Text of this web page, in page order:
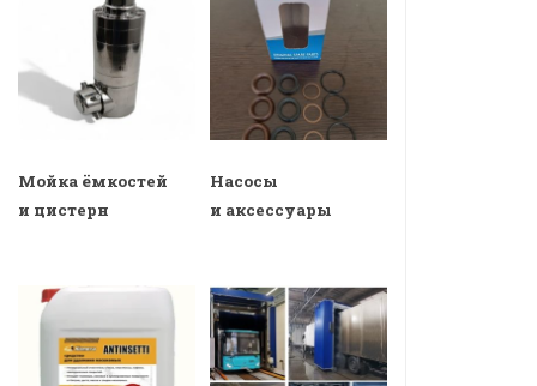
Мойка ёмкостей
и цистерн
Насосы
и аксессуары